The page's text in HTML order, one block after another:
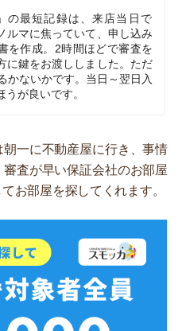
の最短記録は、来店当日で
ルマに焦っていて、申し込み
を作成。2時間ほどで審査を
に鍵をお渡ししました。ただ
かないかです。当日～翌日入
が良いです。
一に不動産屋に行き、事情
査が早い保証会社のお部屋
お部屋を探してくれます。